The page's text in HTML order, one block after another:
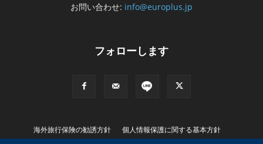
お問い合わせ: info@europlus.jp
フォローします
海外旅行保険の勧誘方針
個人情報保護に関する基本方針
特別商取引に基づく表記